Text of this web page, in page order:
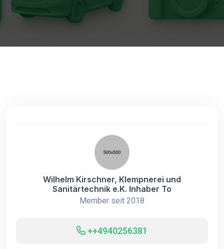
Wilhelm Kirschner, Klempnerei und
Sanitärtechnik e.K. Inhaber To
Member seit 2018
++4940256381